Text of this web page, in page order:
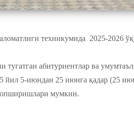
техникумида 2025-2026
тугатган абитуриентлар ва
йил 5-июндан 25 июнга қадар (25
мумкин.